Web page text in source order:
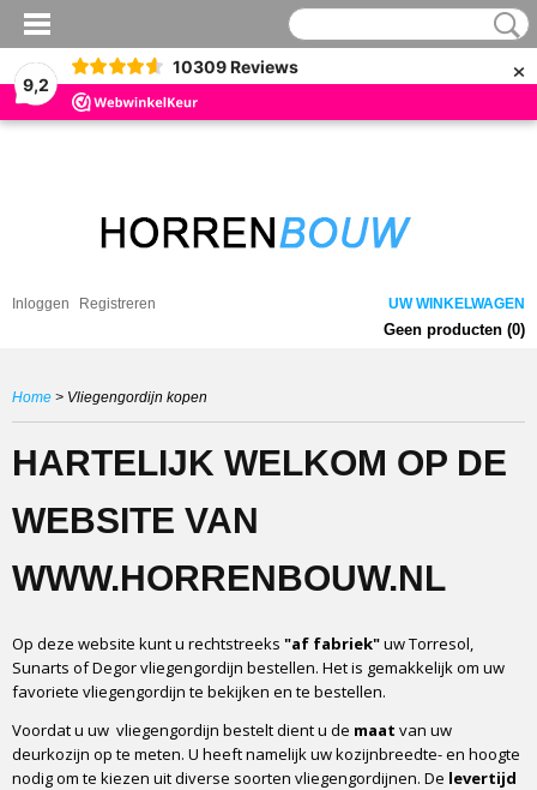
9,2
10309 Reviews ×
Inloggen Registreren UW WINKELWAGEN
Geen producten (0)
Home > Vliegengordijn kopen
HARTELIJK WELKOM OP DE
WEBSITE VAN
WWW.HORRENBOUW.NL
Op deze website kunt u rechtstreeks "af fabriek"uw Torresol,
Sunarts of Degor vliegengordijn bestellen. Het is gemakkelijk om uw
favoriete vliegengordijn te bekijken en te bestellen.
Voordat u uw vliegengordijn bestelt dient u de maat van uw
deurkozijn op te meten. U heeft namelijk uw kozijnbreedte- en hoogte
nodig om te kiezen uit diverse soorten vliegengordijnen. De levertijd